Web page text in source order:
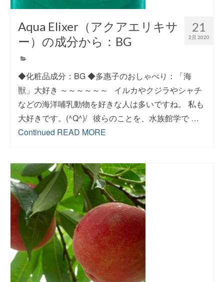
21
2月 2020
Aqua Elixer（アクアエリキサ
ー）の成分から：BG
◆化粧品成分：BG ◆多惠子のおしゃべり：「海
獣」大好き ～～～～～～ イルカやクジラやシャチ
などの海洋哺乳動物を好きな人は多いですね。 私も
大好きです。(^Q^)/ 彼らのことを、水族館学で …
Continued READ MORE